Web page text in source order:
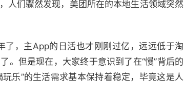
人们骤然发现，美团所在的本地生活领域突然
，主App的日活也才刚刚过亿，远远低于淘
。但是现在，大家终于意识到了在“慢”背后的
乐”的生活需求基本保持着稳定，毕竟这是人